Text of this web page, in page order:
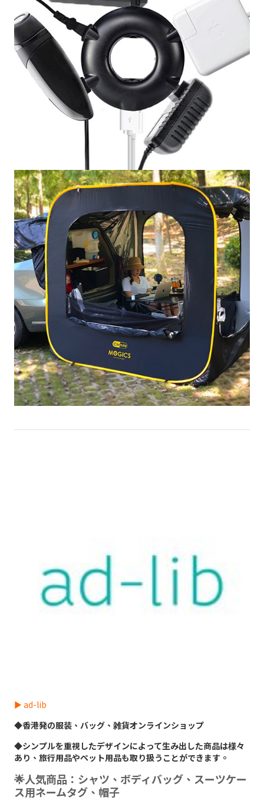
► ad-lib
◆香港発の服装、バッグ、雑貨オンラインショップ
◆シンプルを重視したデザインによって生み出した商品は様々
あり、旅行用品やペット用品も取り扱うことができます。
🌟人気商品：シャツ、ボディバッグ、スーツケー
ス用ネームタグ、帽子